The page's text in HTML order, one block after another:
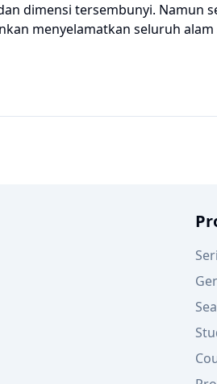
dimensi tersembunyi. Namun
menyelamatkan seluruh